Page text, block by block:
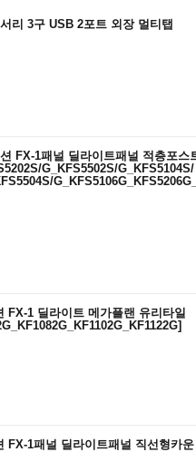
리 3구 USB 2포트 외장 멀티탭
FX-1패널 딜라이트패널 적층포스
G_KFS5502S/G_KFS5104S/
FX-1 딜라이트 메가플랜 유리타일
FX-1패널 딜라이트패널 직선형카운